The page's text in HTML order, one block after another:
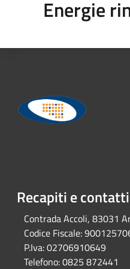
Energie
Recapiti e contatti
Contrada Accoli, 83031
Codice Fiscale:
P.Iva:02706910649
Telefono:0825 872441